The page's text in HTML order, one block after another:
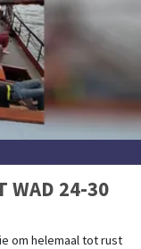
WAD 24-30
om helemaal tot rust